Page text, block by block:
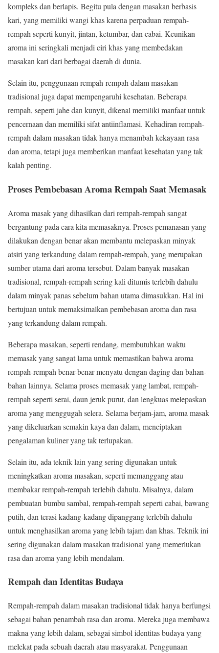
kompleks dan berlapis. Begitu pula dengan masakan berbasis
kari, yang memiliki wangi khas karena perpaduan rempah-
rempah seperti kunyit, jintan, ketumbar, dan cabai. Keunikan
aroma ini seringkali menjadi ciri khas yang membedakan
masakan kari dari berbagai daerah di dunia.
Selain itu, penggunaan rempah-rempah dalam masakan
tradisional juga dapat mempengaruhi kesehatan. Beberapa
rempah, seperti jahe dan kunyit, dikenal memiliki manfaat untuk
pencernaan dan memiliki sifat antiinflamasi. Kehadiran rempah-
rempah dalam masakan tidak hanya menambah kekayaan rasa
dan aroma, tetapi juga memberikan manfaat kesehatan yang tak
kalah penting.
Proses Pembebasan Aroma Rempah Saat Memasak
Aroma masak yang dihasilkan dari rempah-rempah sangat
bergantung pada cara kita memasaknya. Proses pemanasan yang
dilakukan dengan benar akan membantu melepaskan minyak
atsiri yang terkandung dalam rempah-rempah, yang merupakan
sumber utama dari aroma tersebut. Dalam banyak masakan
tradisional, rempah-rempah sering kali ditumis terlebih dahulu
dalam minyak panas sebelum bahan utama dimasukkan. Hal ini
bertujuan untuk memaksimalkan pembebasan aroma dan rasa
yang terkandung dalam rempah.
Beberapa masakan, seperti rendang, membutuhkan waktu
memasak yang sangat lama untuk memastikan bahwa aroma
rempah-rempah benar-benar menyatu dengan daging dan bahan-
bahan lainnya. Selama proses memasak yang lambat, rempah-
rempah seperti serai, daun jeruk purut, dan lengkuas melepaskan
aroma yang menggugah selera. Selama berjam-jam, aroma masak
yang dikeluarkan semakin kaya dan dalam, menciptakan
pengalaman kuliner yang tak terlupakan.
Selain itu, ada teknik lain yang sering digunakan untuk
meningkatkan aroma masakan, seperti memanggang atau
membakar rempah-rempah terlebih dahulu. Misalnya, dalam
pembuatan bumbu sambal, rempah-rempah seperti cabai, bawang
putih, dan terasi kadang-kadang dipanggang terlebih dahulu
untuk menghasilkan aroma yang lebih tajam dan khas. Teknik ini
sering digunakan dalam masakan tradisional yang memerlukan
rasa dan aroma yang lebih mendalam.
Rempah dan Identitas Budaya
Rempah-rempah dalam masakan tradisional tidak hanya berfungsi
sebagai bahan penambah rasa dan aroma. Mereka juga membawa
makna yang lebih dalam, sebagai simbol identitas budaya yang
melekat pada sebuah daerah atau masyarakat. Penggunaan